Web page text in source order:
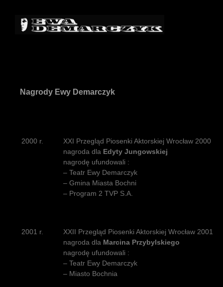
Nagrody Ewy Demarczyk
2000 r.
XXI Przegląd Piosenki Aktorskiej Wrocław 2000
nagroda dla Edyty Jungowskiej
nagrodę ufundowali :
– Teatr Ewy Demarczyk
– Gmina Miasta Bochni
– Program 2 TVP S.A.
2001 r.
XXII Przegląd Piosenki Aktorskiej Wrocław 2001
nagroda dla Marcina Przybylskiego
nagrodę ufundowali :
– Teatr Ewy Demarczyk
– Miasto Bochnia